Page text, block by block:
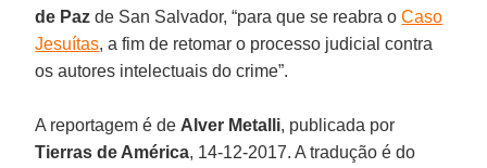
de Paz de San Salvador, “para que se reabra oCaso
Jesuítas, a fim de retomar o processo judicial contra
os autores intelectuais do crime”.
A reportagem é de Alver Metalli, publicada por
Tierras de América, 14-12-2017. A tradução é do